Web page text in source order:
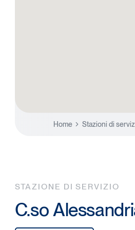
Home Stazioni di
STAZIONE DI SERVIZIO
C.so